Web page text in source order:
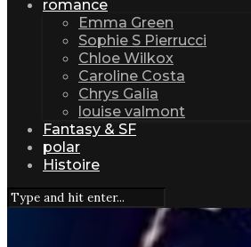
romance
Emma Green
Sophie S Pierrucci
Chloe Wilkox
Caroline Costa
Chrys Galia
louise valmont
Fantasy & SF
polar
Histoire